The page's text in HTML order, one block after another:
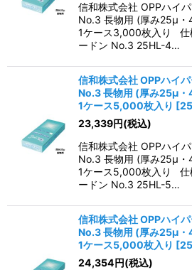
信和株式会社 OPPハイ
No.3 長物用 (厚み25μ
1ケース3,000枚入り 仕
ードン No.3 25HL-4…
信和株式会社 OPPハイ
No.3 長物用 (厚み25μ
1ケース5,000枚入り [
23,339円(税込)
信和株式会社 OPPハイ
No.3 長物用 (厚み25μ
1ケース5,000枚入り 仕
ードン No.3 25HL-5…
信和株式会社 OPPハイ
No.3 長物用 (厚み25μ
1ケース5,000枚入り [
24,354円(税込)